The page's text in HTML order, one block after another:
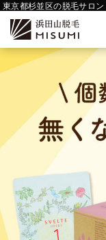
東京都杉並区の脱毛サロ